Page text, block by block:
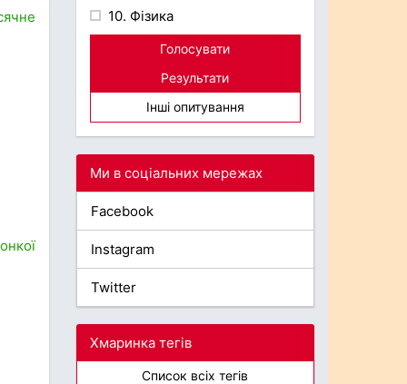
10. Фізика
Голосувати
Результати
Інші опитування
Ми в соціальних мережах
Facebook
Instagram
Twitter
Хмаринка тегів
Список всіх тегів